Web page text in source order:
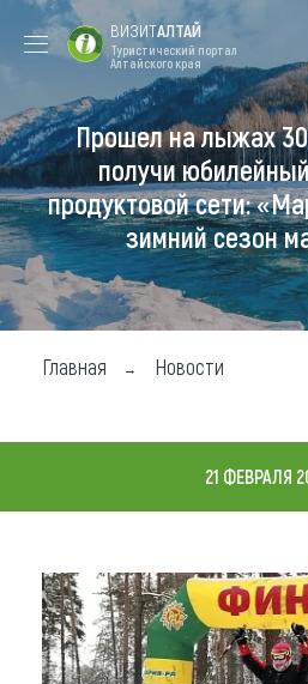
Форум VISIT
ALTAI
Цветение
маральника
Туры
Где побывать
Чем заняться
Где остановиться
Что привезти
О регионе
ВИЗИТАЛТАЙ
Туристический портал
Алтайского края
Прошел на лыжах
получи
продуктовой сети:
зимний сезон
Главная Новости
21 ФЕВРАЛЯ